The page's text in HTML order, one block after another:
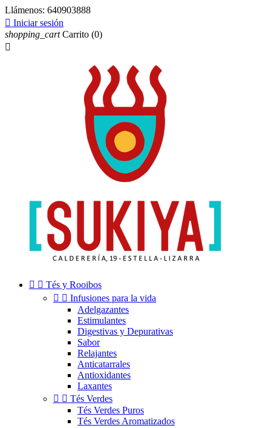
Llámenos: 640903888
 Iniciar sesión
shopping_cart Carrito (0)

  Tés y Rooibos
  Infusiones para la vida
Adelgazantes
Estimulantes
Digestivas y Depurativas
Sabor
Relajantes
Anticatarrales
Antioxidantes
Laxantes
  Tés Verdes
Tés Verdes Puros
Tés Verdes Aromatizados